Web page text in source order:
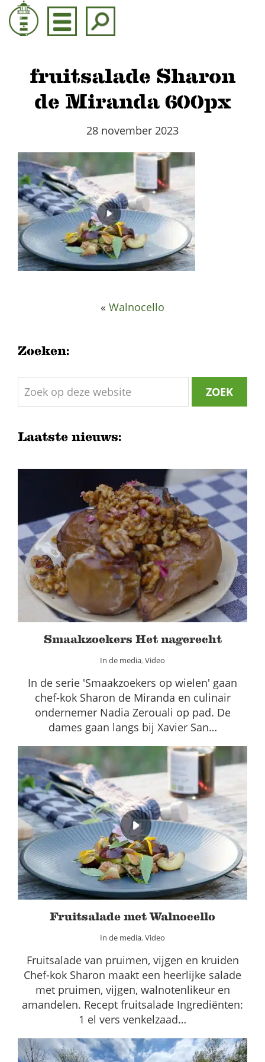
Door
naar
de
inhoud
fruitsalade Sharon
de Miranda 600px
28 november 2023
« Walnocello
Zoeken:
op
Laatste nieuws:
Smaakzoekers Het nagerecht
In de media Video
Smaakzoekers Het nagerecht
In de media, Video
In de serie 'Smaakzoekers op wielen' gaan
chef-kok Sharon de Miranda en culinair
ondernemer Nadia Zerouali op pad. De
dames gaan langs bij Xavier San…
Fruitsalade met Walnocello
In de media Video
Fruitsalade met Walnocello
In de media, Video
Fruitsalade van pruimen, vijgen en kruiden
Chef-kok Sharon maakt een heerlijke salade
met pruimen, vijgen, walnotenlikeur en
amandelen. Recept fruitsalade Ingrediënten:
1 el vers venkelzaad…